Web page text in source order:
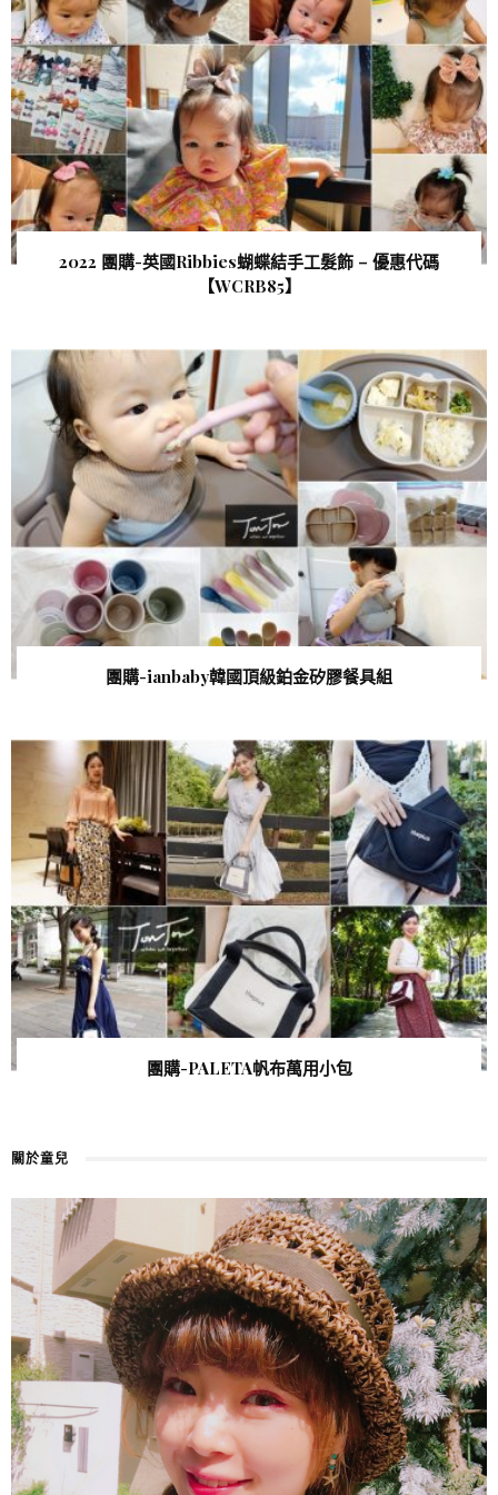
2022 團購-英國Ribbies蝴蝶結手工髮飾 – 優惠代碼
【WCRB85 】
團購-ianbaby韓國頂級鉑金矽膠餐具組
團購-PALETA帆布萬用小包
關於童兒